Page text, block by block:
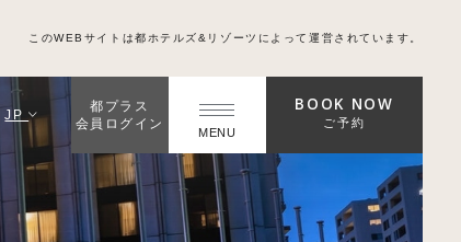
JP
都プラス
会員ログイン
MENU
BOOK NOW
ご予約
このWEBサイトは都ホテルズ&リゾーツによって運営されています。